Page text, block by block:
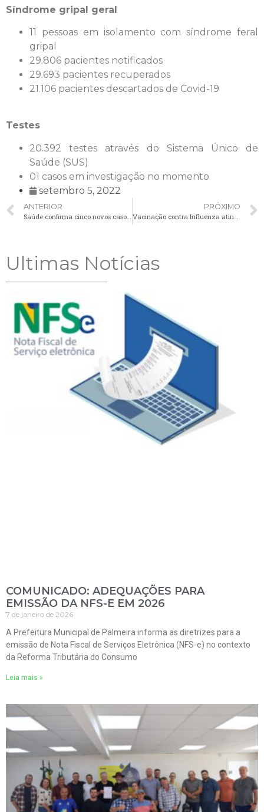
Síndrome gripal geral
11 pessoas em isolamento com síndrome feral
gripal
29.806 pacientes notificados
29.693 pacientes recuperados
21.106 pacientes descartados de Covid-19
Testes
20.392 testes através do Sistema Único de
Saúde (SUS)
01 casos em investigação no momento
setembro 5, 2022
ANTERIOR
PRÓXIMO
Ultimas Notícias
COMUNICADO: ADEQUAÇÕES PARA
EMISSÃO DA NFS-E EM 2026
7 de janeiro de 2026
A Prefeitura Municipal de Palmeira informa as diretrizes para a
emissão de Nota Fiscal de Serviços Eletrônica (NFS-e) no contexto
da Reforma Tributária do Consumo
Leia mais »